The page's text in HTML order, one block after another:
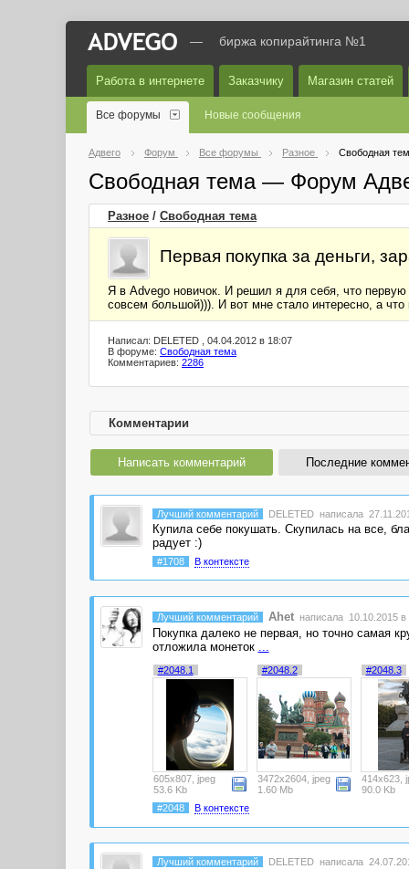
— биржа копирайтинга №1
Работа в интернете Заказчику Магазин статей
Все форумы Новые сообщения
Адвего Форум Все форумы Разное Свободная
Свободная тема — Форум
Разное / Свободная тема
Первая покупка за деньги,
Я в Advego новичок. И решил я для себя, что
совсем большой))). И вот мне стало интересно, а
Написал: DELETED , 04.04.2012 в 18:07
В форуме: Свободная тема
Комментариев: 2286
Комментарии
Написать комментарий Последние
Лучший комментарий DELETED написала
Купила себе покушать. Скупилась на все,
радует :)
#1708 В контексте
Лучший комментарий Ahet написала 10.10.2015 в
Покупка далеко не первая, но точно самая
отложила монеток
#2048.1
605x807, jpeg
53.6 Kb
#2048.2
3472x2604, jpeg
1.60 Mb
#2048.3
414x623,
90.0 Kb
#2048
В контексте
Лучший комментарий DELETED написала